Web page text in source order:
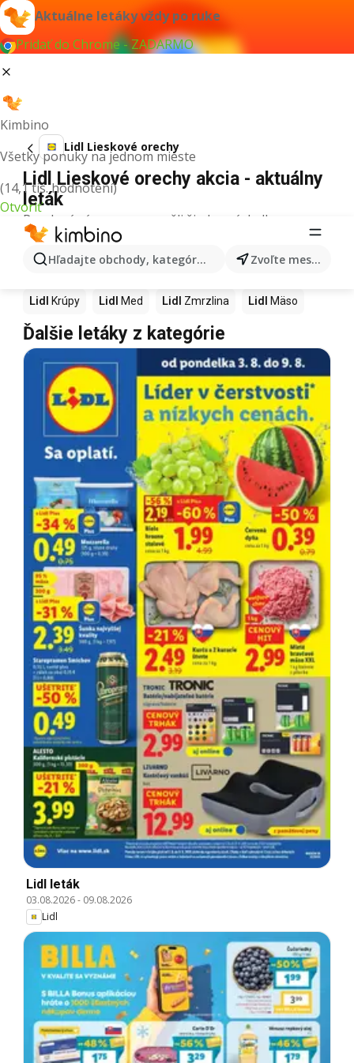
Aktuálne letáky vždy po ruke
Pridať do Chrome - ZADARMO
Kimbino
Všetky ponuky na jednom mieste
(14,1 tis. hodnotení)
Otvoriť
Hľadajte obchody, kategórie, produkty... Zvoľte mesto
Lidl Lieskové orechy
Lidl Lieskové orechy akcia - aktuálny
leták
Pre daný výraz sme nenašli žiadne výsledky.
Ďalšie produkty v obchodoch Lidl
Lidl Kiwi LidlMango Lidl
Lidl Krúpy Lidl Med Lidl Zmrzlina Lidl Mäso
Ďalšie letáky z kategórie
Lidl leták
03.08.2026- 09.08.2026
Lidl